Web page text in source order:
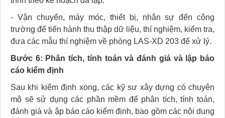
- Vận chuyển, máy móc, thiết bị, nhân sự đến công
trường để tiến hành thu thập dữ liệu, thí nghiệm, kiểm tra,
đưa các mẫu thí nghiệm về phòng LAS-XD 203 để xử lý.
Bước 6: Phân tích, tính toán và đánh giá và lập báo
cáo kiểm định
Sau khi kiểm định xong, các kỹ sư xây dựng có chuyên
mô sẽ sử dụng các phần mềm để phân tích, tính toán,
đánh giá và ập báo cáo kiểm định, bao gồm các nội dung